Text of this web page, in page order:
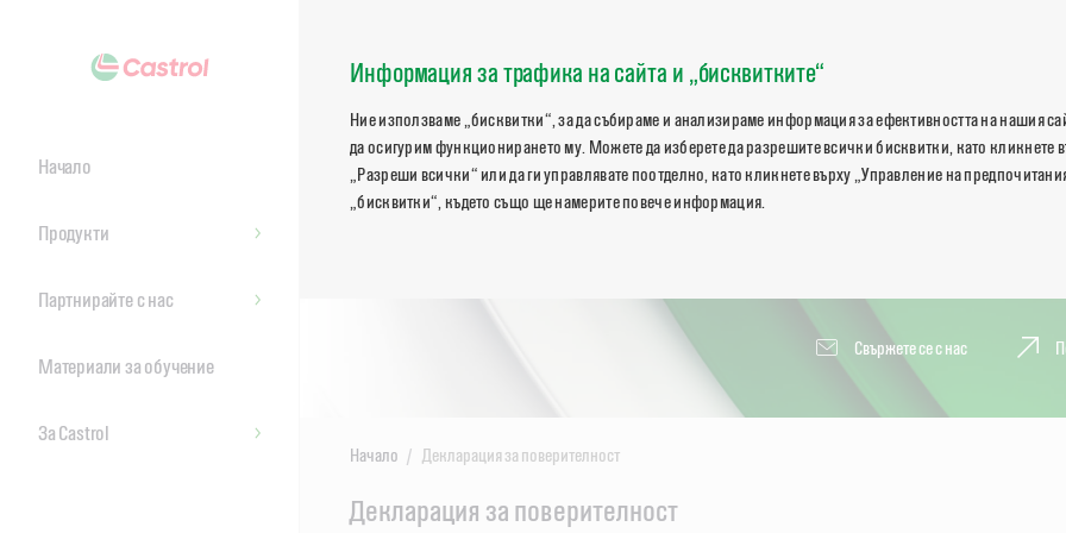
Информация за трафика на сайта и „бисквитките“
Ние използваме „бисквитки“, за да събираме и анализираме информация за ефективността на нашия
да осигурим функционирането му. Можете да изберете да разрешите всички бисквитки, като кликнете
„Разреши всички“ или да ги управлявате поотделно, като кликнете върху „Управление на
„бисквитки“, където също ще намерите повече информация.
Свържете се с нас
Начало
Продукти
Партнирайте с нас
Материали за обучение
За Castrol
Начало Декларация за поверителност
Декларация за поверителност